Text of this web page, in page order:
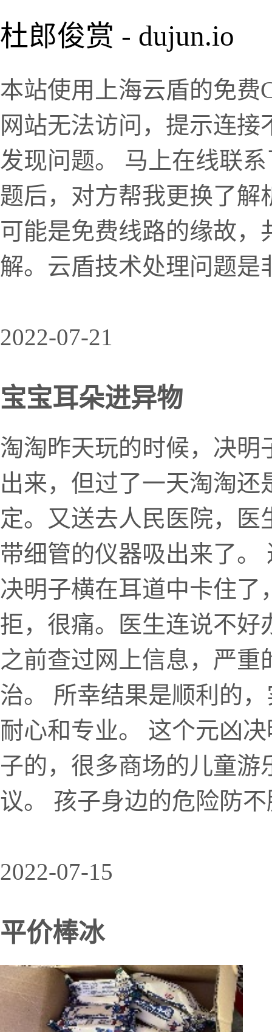
杜郎俊赏 - dujun.io
本站使用上海云盾的免费
网站无法访问，提示连
发现问题。 马上在线联
题后，对方帮我更换了
可能是免费线路的缘故
解。云盾技术处理问题是
2022-07-21
宝宝耳朵进异物
淘淘昨天玩的时候，决明
出来，但过了一天淘淘
定。又送去人民医院，
带细管的仪器吸出来了
决明子横在耳道中卡住
拒，很痛。医生连说不好
之前查过网上信息，严
治。 所幸结果是顺利的
耐心和专业。 这个元凶
子的，很多商场的儿童
议。 孩子身边的危险防
2022-07-15
平价棒冰